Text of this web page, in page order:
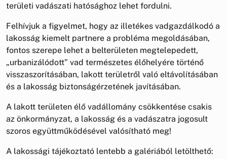
területi vadászati hatósághoz lehet fordulni.
Felhívjuk a figyelmet, hogy az illetékes vadgazdálkodó a
lakosság kiemelt partnere a probléma megoldásában,
fontos szerepe lehet a belterületen megtelepedett,
„urbanizálódott” vad természetes élőhelyére történő
visszaszorításában, lakott területről való eltávolításában
és a lakosság biztonságérzetének javításában.
A lakott területen élő vadállomány csökkentése csakis
az önkormányzat, a lakosság és a vadászatra jogosult
szoros együttműködésével valósítható meg!
A lakossági tájékoztató lentebb a galériából letölthető: